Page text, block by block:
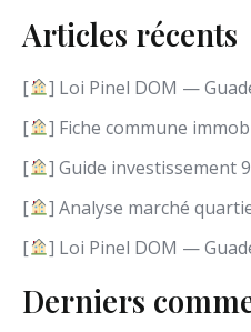
n
l
a
n
u
Articles récents
[
] Loi Pinel DOM —
[
] Fiche commune
[
] Guide investissement
[
] Analyse marché
[
] Loi Pinel DOM —
Derniers